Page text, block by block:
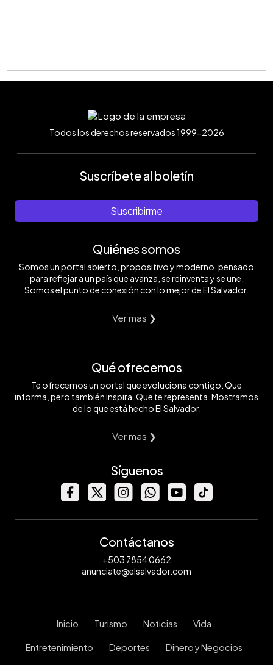
Todos los derechos reservados 1999-2026
Suscríbete al boletín
Suscribirme
Quiénes somos
Somos un portal abierto, propositivo y moderno, pensado
para reflejar a un país que avanza, se reinventa y se une.
Somos el punto de conexión con lo mejor de El Salvador.
Ver mas ❯
Qué ofrecemos
Te ofrecemos un portal que evoluciona contigo. Que
informa, pero también inspira. Que te representa. Mostramos
de lo que está hecho El Salvador.
Ver mas ❯
Síguenos
Contáctanos
+503 7854 0662
anunciate@elsalvador.com
Inicio Turismo Noticias Vida
Entretenimiento Deportes Dinero y Negocios